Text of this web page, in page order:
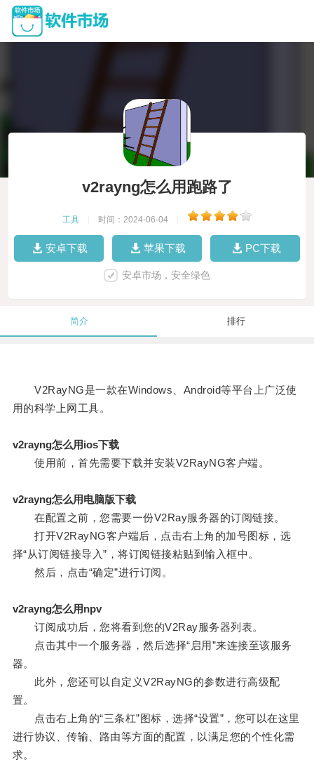
v2rayng怎么用跑路了
工具 时间：2024-06-04
安卓下载 苹果下载 PC下载
安卓市场，安全绿色
简介 排行
V2RayNG是一款在Windows、Android等平台上广泛使
用的科学上网工具。
v2rayng怎么用ios下载
使用前，首先需要下载并安装V2RayNG客户端。
v2rayng怎么用电脑版下载
在配置之前，您需要一份V2Ray服务器的订阅链接。
打开V2RayNG客户端后，点击右上角的加号图标，选
择“从订阅链接导入”，将订阅链接粘贴到输入框中。
然后，点击“确定”进行订阅。
v2rayng怎么用npv
订阅成功后，您将看到您的V2Ray服务器列表。
点击其中一个服务器，然后选择“启用”来连接至该服务
器。
此外，您还可以自定义V2RayNG的参数进行高级配
置。
点击右上角的“三条杠”图标，选择“设置”，您可以在这里
进行协议、传输、路由等方面的配置，以满足您的个性化需
求。